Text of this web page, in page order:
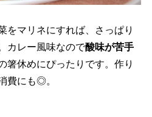
をマリネにすれば、さっぱり
カレー風味なので酸味が苦手
箸休めにぴったりです。作り
費にも◎。